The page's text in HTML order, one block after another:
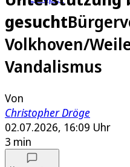
gesucht
Volkhoven/
Vandalismus
Von
Christopher Dröge
02.07.2026, 16:09 Uhr
3 min